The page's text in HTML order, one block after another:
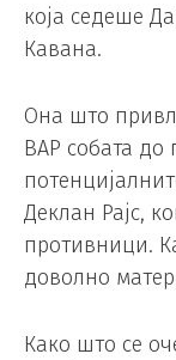
која седеше
Кавана.
Она што
ВАР собата до
Деклан Рајс,
противници.
доволно
Како што се